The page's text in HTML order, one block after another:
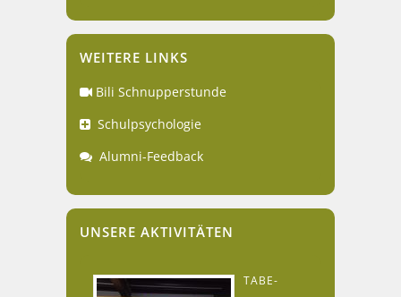
WEITERE LINKS
Bili Schnupperstunde
Schulpsychologie
Alumni-Feedback
UNSERE AKTIVITÄTEN
TABE-